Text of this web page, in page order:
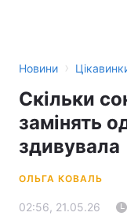
Новини ›
Скільки
замінять
здивувала
ОЛЬГА КОВАЛЬ
02:56, 21.05.26